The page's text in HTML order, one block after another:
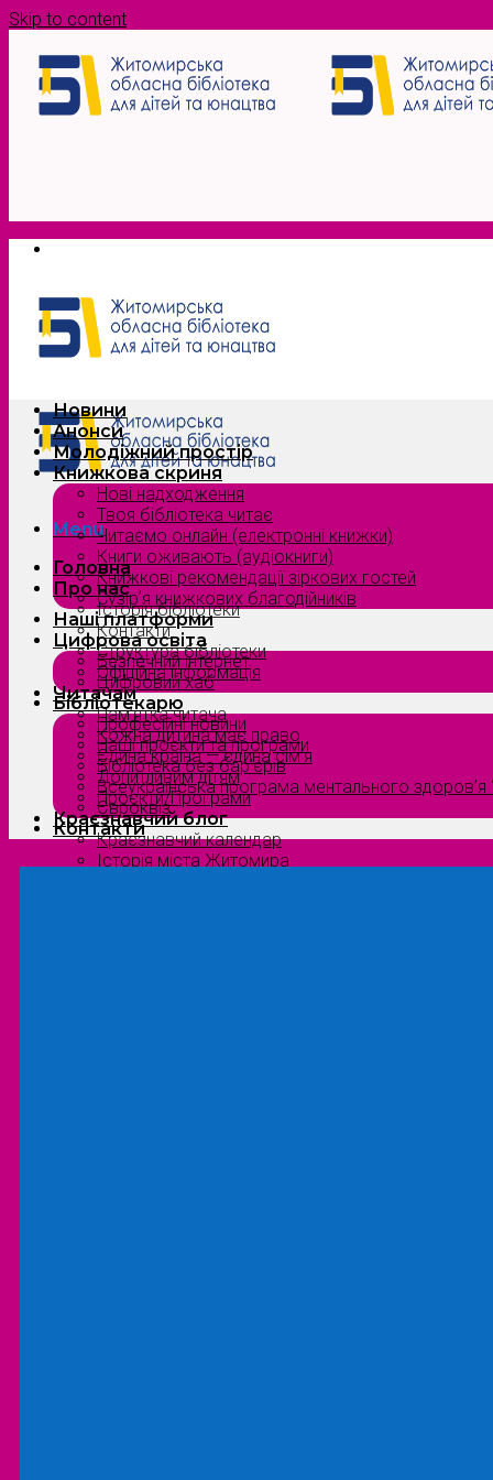
Skip to content
Menu
Головна
Про нас
Історія бібліотеки
Контакти
Структура бібліотеки
Офіційна інформація
Читачам
Пам’ятка читача
Кожна дитина має право
Єдина країна — єдина сім’я
Допитливим дітям
Проєкти/Програми
Краєзнавчий блог
Краєзнавчий календар
Історія міста Житомира
Новини
Анонси
Молодіжний простір
Книжкова скриня
Нові надходження
Твоя бібліотека читає
Читаємо онлайн (електронні книжки)
Книги оживають (аудіокниги)
Книжкові рекомендації зіркових гостей
Сузірʼя книжкових благодійників
Наші платформи
Цифрова освіта
Безпечний інтернет
Цифровий хаб
Бібліотекарю
Професійні новини
Наші проєкти та програми
Бібліотека без бар’єрів
Всеукраїнська програма ментального здоров’я
Євроквіз
Контакти